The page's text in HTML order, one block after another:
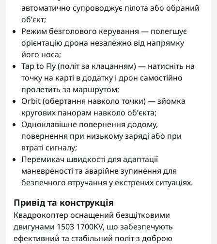
автоматично супроводжує пілота або обраний
об’єкт;
Режим безголового керування — полегшує
орієнтацію дрона незалежно від напрямку
його носа;
Tap to Fly (політ за клацанням) — натисніть на
точку на карті в додатку і дрон самостійно
пролетить за маршрутом;
Orbit (обертання навколо точки) — зйомка
кругових панорам навколо об’єкта;
Одноклавішне повернення додому,
повернення при низькому заряді або при
втраті сигналу;
Перемикач швидкості для адаптації
маневреності та аварійне зупинення для
безпечного втручання у екстрених ситуаціях.
Привід та конструкція
Квадрокоптер оснащений безщітковими
двигунами 1503 1700KV, що забезпечують
ефективний та стабільний політ з доброю